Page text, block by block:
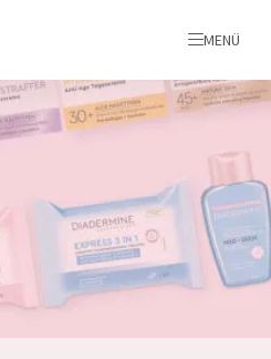
MENÜ